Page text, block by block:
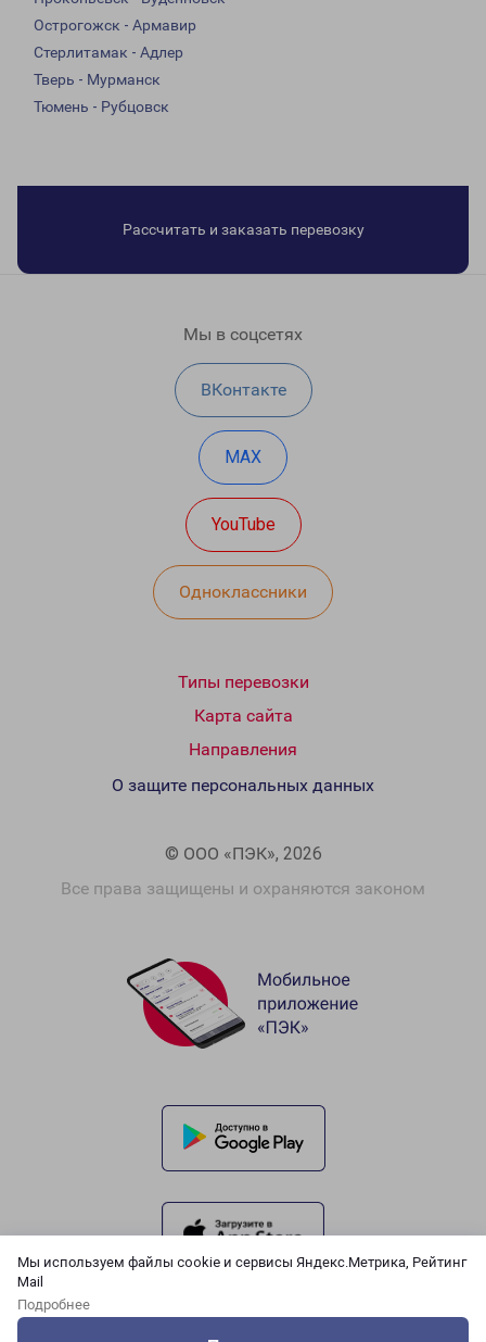
Мы используем файлы cookie и сервисы Яндекс.Метрика, Рейтинг
Mail
Подробнее
Острогожск - Армавир
Стерлитамак - Адлер
Тверь - Мурманск
Тюмень - Рубцовск
Рассчитать и заказать перевозку
Мы в соцсетях
ВКонтакте
MAX
YouTube
Одноклассники
Типы перевозки
Карта сайта
Направления
© ООО «ПЭК», 2026
Все права защищены и охраняются законом
О защите персональных данных